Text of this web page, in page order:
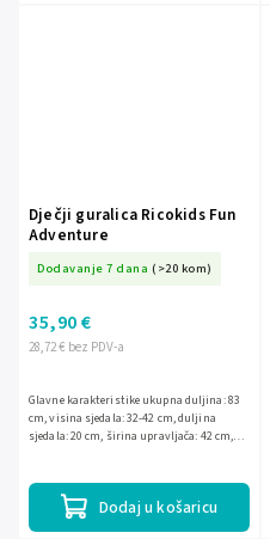
Dječji guralica Ricokids Fun
Adventure
Dodavanje 7 dana (>20 kom)
28,72 € bez PDV-a
35,90 €
Dodaj u košaricu
Glavne karakteristike ukupna duljina: 83
cm, visina sjedala: 32-42 cm, duljina
sjedala: 20 cm, širina upravljača: 42 cm,